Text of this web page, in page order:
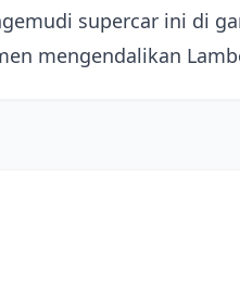
supercar ini di
mengendalikan